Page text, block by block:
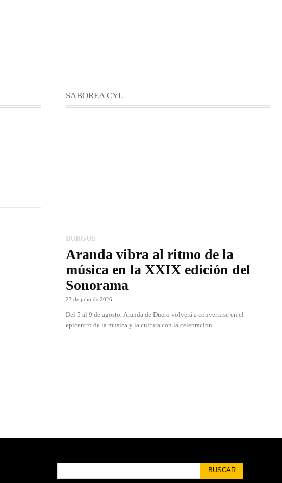
SABOREA CYL
BURGOS
Aranda vibra al ritmo de la
música en la XXIX edición del
Sonorama
27 de julio de 2026
Del 5 al 9 de agosto, Aranda de Duero volverá a convertirse en el
epicentro de la música y la cultura con la celebración...
BUSCAR